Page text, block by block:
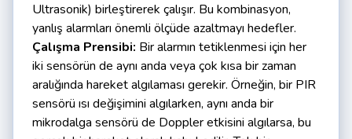
Ultrasonik) birleştirerek çalışır. Bu kombinasyon,
yanlış alarmları önemli ölçüde azaltmayı hedefler.
Çalışma Prensibi: Bir alarmın tetiklenmesi için her
iki sensörün de aynı anda veya çok kısa bir zaman
aralığında hareket algılaması gerekir. Örneğin, bir PIR
sensörü ısı değişimini algılarken, aynı anda bir
mikrodalga sensörü de Doppler etkisini algılarsa, bu